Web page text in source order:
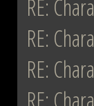
RE:
RE:
RE: